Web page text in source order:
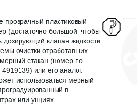
прозрачный пластиковый
(достаточно большой, чтобы
дозирующий клапан жидкости
очистки отработавших
мерный стакан (номер по
4919139) или его аналог.
использоваться мерный
в
или унциях.